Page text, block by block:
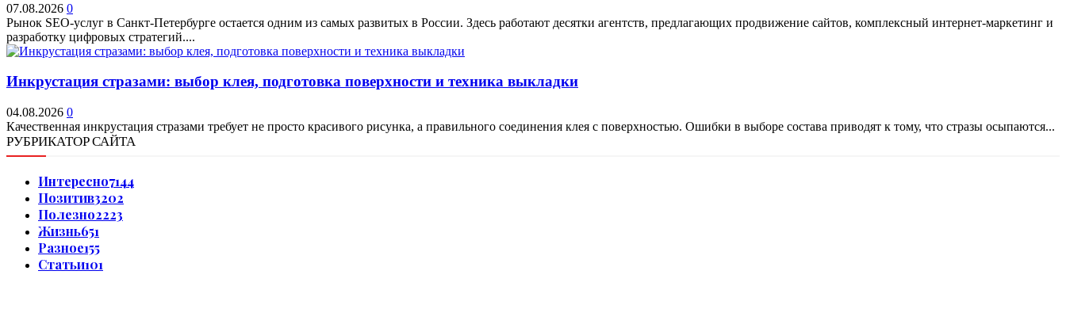
07.08.2026 0
Рынок SEO-услуг в Санкт-Петербурге остается одним из самых развитых в России. Здесь работают десятки агентств, предлагающих продвижение сайтов, комплексный интернет-маркетинг и
разработку цифровых стратегий....
Инкрустация стразами: выбор клея, подготовка поверхности и техника выкладки
04.08.2026 0
Качественная инкрустация стразами требует не просто красивого рисунка, а правильного соединения клея с поверхностью. Ошибки в выборе состава приводят к тому, что стразы осыпаются...
РУБРИКАТОР САЙТА
Интересно7144
Позитив3202
Полезно2223
Жизнь651
Разное155
Статьи101